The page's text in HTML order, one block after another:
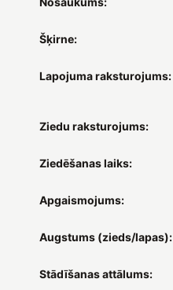
Šķirne:
Lapojuma raksturojums:
Ziedu raksturojums:
Ziedēšanas laiks:
Apgaismojums:
Augstums (zieds/lapas):
Stādīšanas attālums: